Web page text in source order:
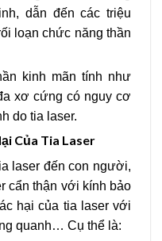
dẫn đến các triệu
loạn chức năng thần
kinh mãn tính như
xơ cứng có nguy cơ
do tia laser.
Của Tia Laser
laser đến con người,
cẩn thận với kính bảo
hại của tia laser với
quanh… Cụ thể là: